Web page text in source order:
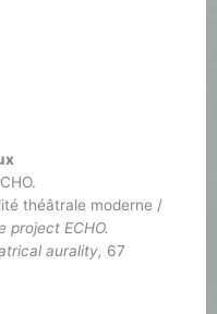
théâtrale moderne /
project ECHO.
aurality, 67